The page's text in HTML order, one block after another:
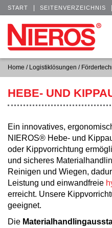
START SEITENVERZEICHNIS
Home / Logistiklösungen /
HEBE- UND
Ein innovatives,
NIEROS® Hebe- und
oder Kippvorrichtung
und sicheres
Reinigen und Wiegen,
Leistung und einwandfreie
erreicht. Unsere
geeignet.
Die